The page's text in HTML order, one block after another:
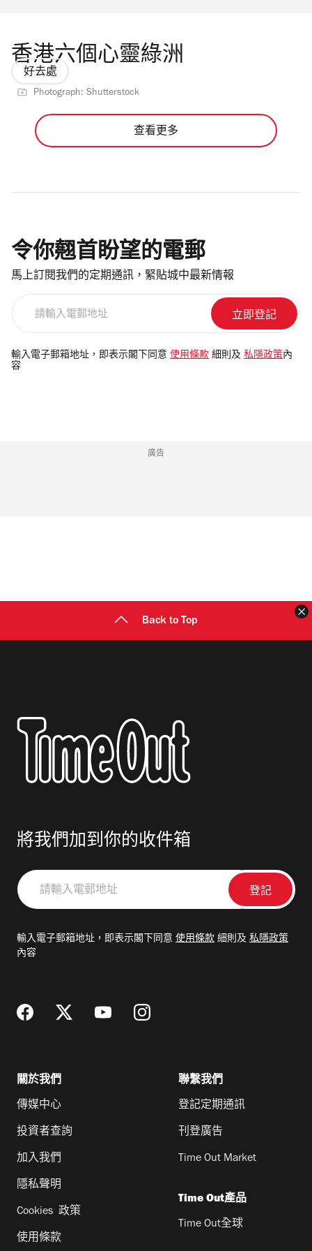
香港六個心靈綠洲
好去處
Photograph: Shutterstock
查看更多
令你翹首盼望的電郵
馬上訂閱我們的定期通訊，緊貼城中最新情報
電
郵
輸入電子郵箱地址，即表示閣下同意 使用條款 細則及 私隱政策 內
容
廣告
Back to Top
將我們加到你的收件箱
請
輸
郵
輸入電子郵箱地址，即表示閣下同意 使用條款 細則及 私隱政策
內容
關於我們
傳媒中心
投資者查詢
加入我們
隱私聲明
Cookies 政策
使用條款
聯繫我們
登記定期通訊
刊登廣告
Time Out Market
Time Out產品
Time Out全球